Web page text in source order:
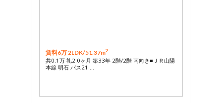
賃料6万 2LDK/51.37m2
共0.1万 礼2.0ヶ月 築33年 2階/2階 南向き■ＪＲ山陽
本線 明石 バス21 …